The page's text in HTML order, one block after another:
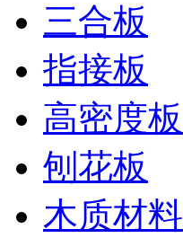
三合板
指接板
高密度板
刨花板
木质材料